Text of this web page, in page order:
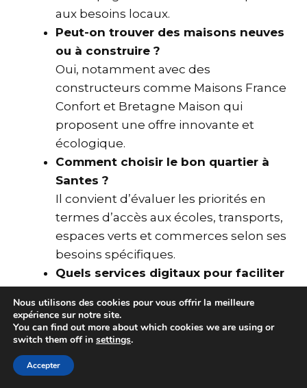
aux besoins locaux.
Peut-on trouver des maisons neuves
ou à construire ?
Oui, notamment avec des
constructeurs comme Maisons France
Confort et Bretagne Maison qui
proposent une offre innovante et
écologique.
Comment choisir le bon quartier à
Santes ?
Il convient d’évaluer les priorités en
termes d’accès aux écoles, transports,
espaces verts et commerces selon ses
besoins spécifiques.
Quels services digitaux pour faciliter
la recherche de maison ?
Des plateformes commeSeLoger
Entre ParticuliersouImmobilier Mitula
proposent des outils performants et
complets avec alertes personnalisées.
Nous utilisons des cookies pour vous offrir la meilleure
expérience sur notre site.
You can find out more about which cookies we are using or
switch them off in settings.
Accepter